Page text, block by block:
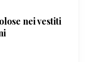
nei vestiti